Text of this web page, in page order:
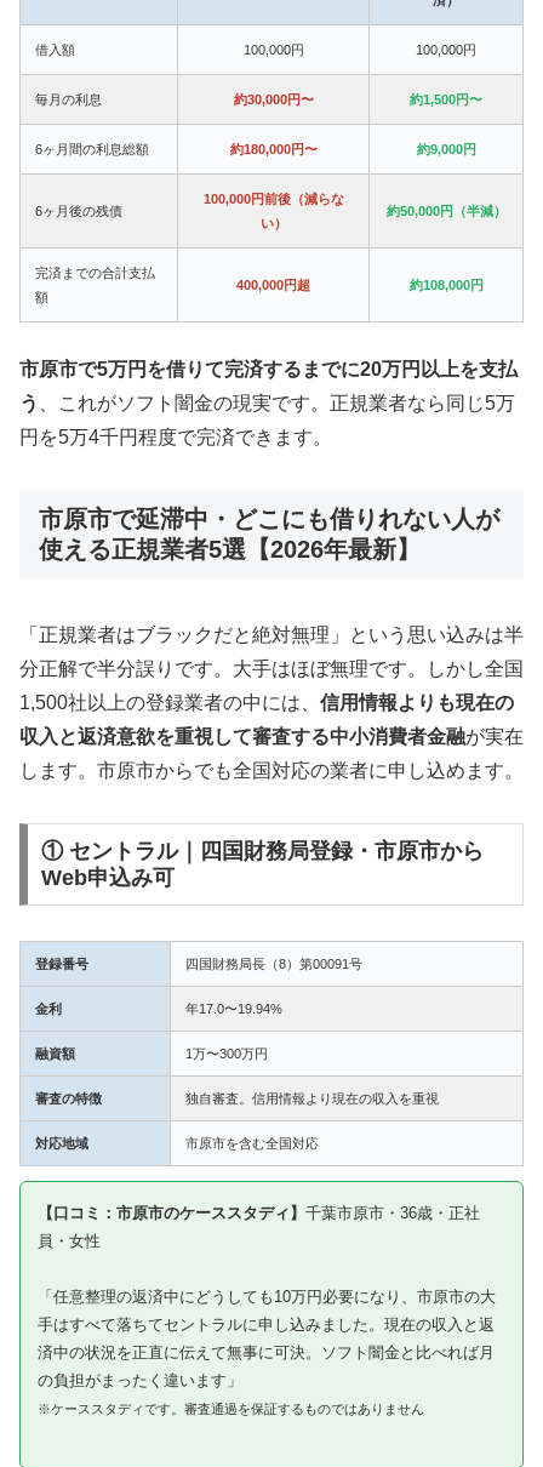
借入額 100,000円 100,000円
毎月の利息 約30,000円〜 約1,500円〜
6ヶ月間の利息総額 約180,000円〜 約9,000円
6ヶ月後の残債
100,000円前後（減らな
い）
約50,000円（半減）
完済までの合計支払
額
400,000円超 約108,000円
市原市で5万円を借りて完済するまでに20万円以上を支払
う
、これがソフト闇金の現実です。正規業者なら同じ5万
円を5万4千円程度で完済できます。
市原市で延滞中・どこにも借りれない人が
使える正規業者5選【2026年最新】
「正規業者はブラックだと絶対無理」という思い込みは半
分正解で半分誤りです。大手はほぼ無理です。しかし全国
1,500社以上の登録業者の中には、 信用情報よりも現在の
収入と返済意欲を重視して審査する中小消費者金融が実在
します。市原市からでも全国対応の業者に申し込めます。
① セントラル｜四国財務局登録・市原市から
Web申込み可
登録番号 四国財務局長（8）第00091号
金利 年17.0〜19.94%
融資額 1万〜300万円
審査の特徴 独自審査。信用情報より現在の収入を重視
対応地域 市原市を含む全国対応
【口コミ：市原市のケーススタディ】 千葉市原市・36歳・正社
員・女性
「任意整理の返済中にどうしても10万円必要になり、市原市の大
手はすべて落ちてセントラルに申し込みました。現在の収入と返
済中の状況を正直に伝えて無事に可決。ソフト闇金と比べれば月
の負担がまったく違います」
※ケーススタディです。審査通過を保証するものではありません